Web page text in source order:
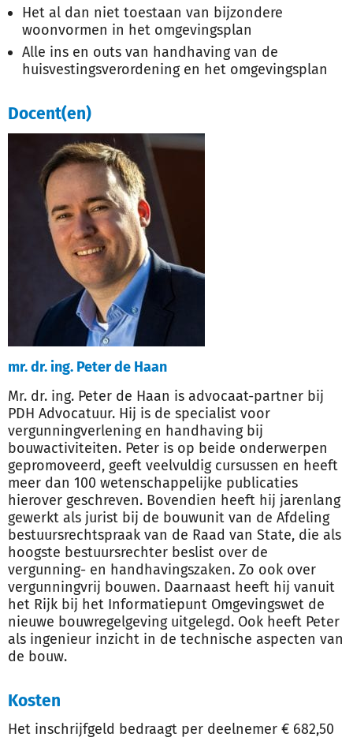
Het al dan niet toestaan van bijzondere
woonvormen in het omgevingsplan
Alle ins en outs van handhaving van de
huisvestingsverordening en het omgevingsplan
Docent(en)
mr. dr. ing. Peter de Haan
Mr. dr. ing. Peter de Haan is advocaat-partner bij
PDH Advocatuur. Hij is de specialist voor
vergunningverlening en handhaving bij
bouwactiviteiten. Peter is op beide onderwerpen
gepromoveerd, geeft veelvuldig cursussen en heeft
meer dan 100 wetenschappelijke publicaties
hierover geschreven. Bovendien heeft hij jarenlang
gewerkt als jurist bij de bouwunit van de Afdeling
bestuursrechtspraak van de Raad van State, die als
hoogste bestuursrechter beslist over de
vergunning- en handhavingszaken. Zo ook over
vergunningvrij bouwen. Daarnaast heeft hij vanuit
het Rijk bij het Informatiepunt Omgevingswet de
nieuwe bouwregelgeving uitgelegd. Ook heeft Peter
als ingenieur inzicht in de technische aspecten van
de bouw.
Kosten
Het inschrijfgeld bedraagt per deelnemer € 682,50